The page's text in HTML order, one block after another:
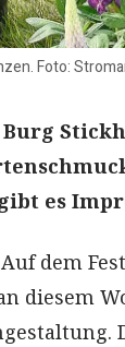
Foto:
es
dem
diesem